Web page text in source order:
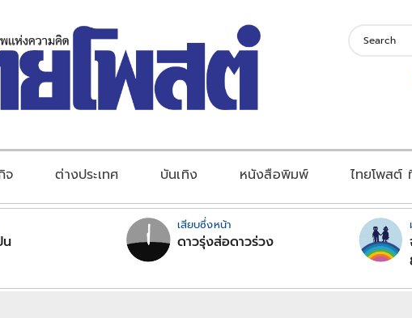
จ ต่างประเทศ บันเทิง หนังสือพิมพ์ ไทยโพสต์
น
เสียบซึ่งหน้า
ดาวรุ่งส่อดาวร่วง